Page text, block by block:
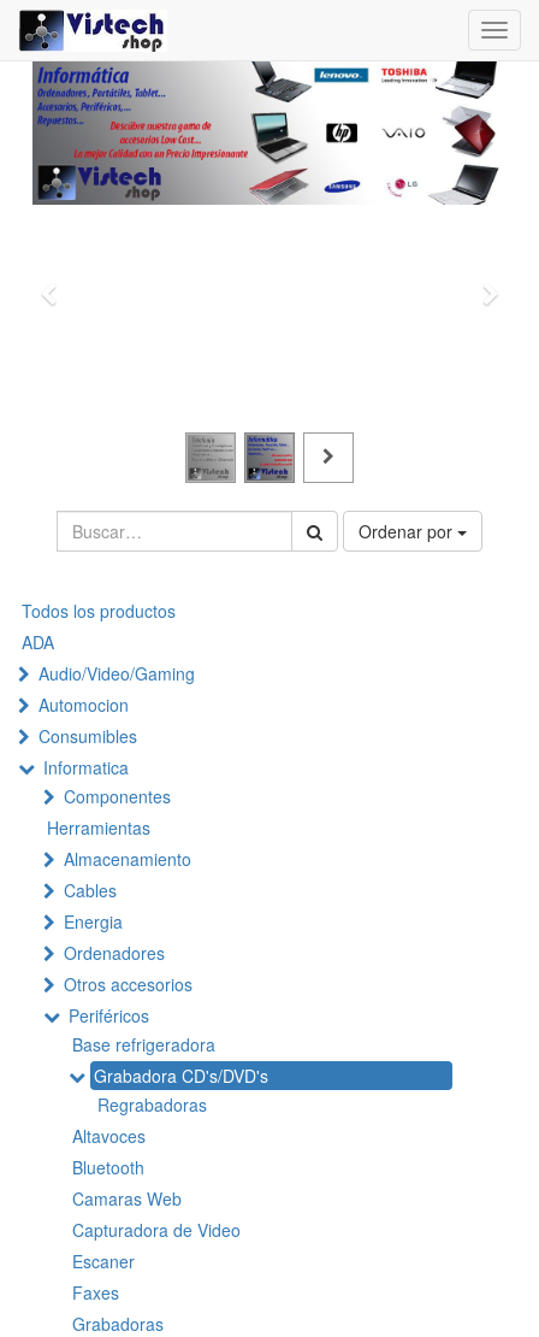
Ordenar por
Todos los productos
ADA
Audio/Video/Gaming
Automocion
Consumibles
Informatica
Componentes
Herramientas
Almacenamiento
Cables
Energia
Ordenadores
Otros accesorios
Periféricos
Base refrigeradora
Grabadora CD's/DVD's
Regrabadoras
Altavoces
Bluetooth
Camaras Web
Capturadora de Video
Escaner
Faxes
Grabadoras